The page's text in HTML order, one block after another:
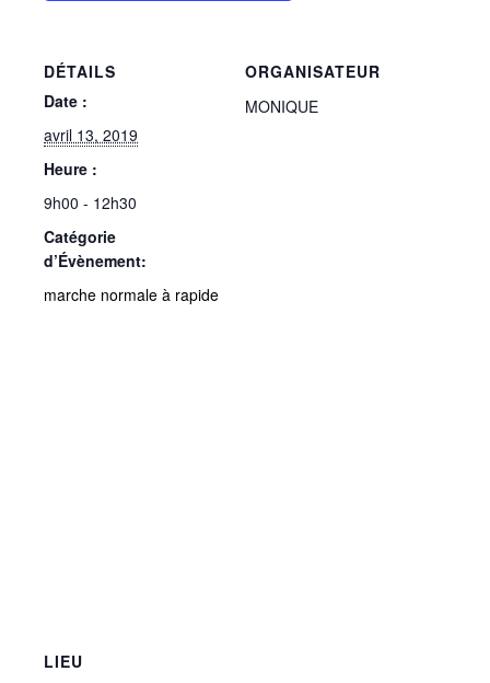
DÉTAILS
Date :
avril 13, 2019
Heure :
9h00 - 12h30
Catégorie
d’Évènement:
marche normale à rapide
ORGANISATEUR
MONIQUE
LIEU